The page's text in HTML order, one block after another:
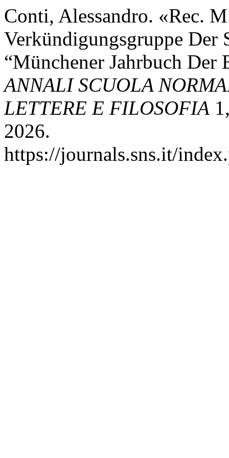
Conti, Alessandro. «Rec.
Verkündigungsgruppe Der
“Münchener Jahrbuch
ANNALI SCUOLA
LETTERE E FILOSOFIA
2026.
https://journals.sns.it/